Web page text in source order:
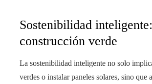
Sostenibilidad
construcción verde
La sostenibilidad inteligente no solo
verdes o instalar paneles solares, sino que